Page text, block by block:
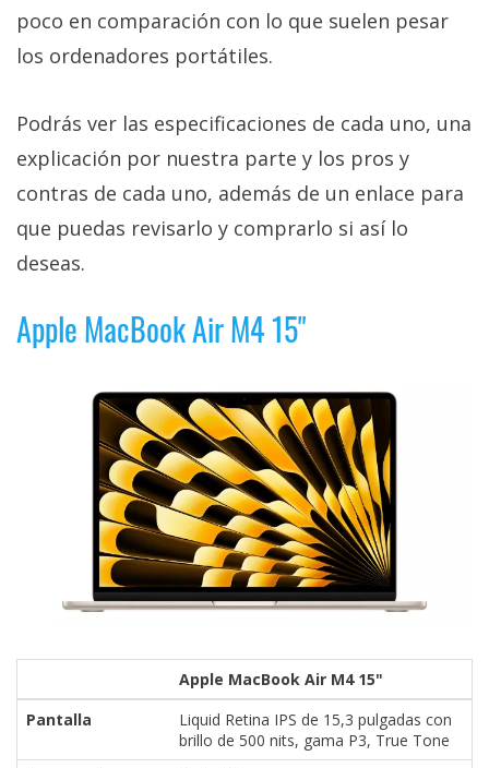
poco en comparación con lo que suelen pesar
los ordenadores portátiles.
Podrás ver las especificaciones de cada uno, una
explicación por nuestra parte y los pros y
contras de cada uno, además de un enlace para
que puedas revisarlo y comprarlo si así lo
deseas.
Apple MacBook Air M4 15"
Apple MacBook Air M4 15"
Pantalla
Liquid Retina IPS de 15,3 pulgadas con
brillo de 500 nits, gama P3, True Tone